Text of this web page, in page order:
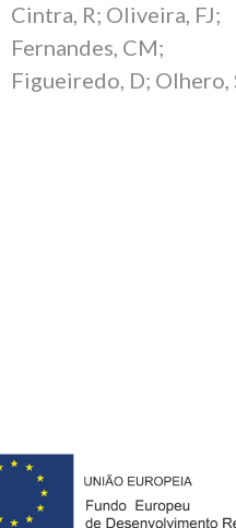
Cintra, R; Oliveira, FJ;
Fernandes, CM;
Figueiredo, D; Olhero,